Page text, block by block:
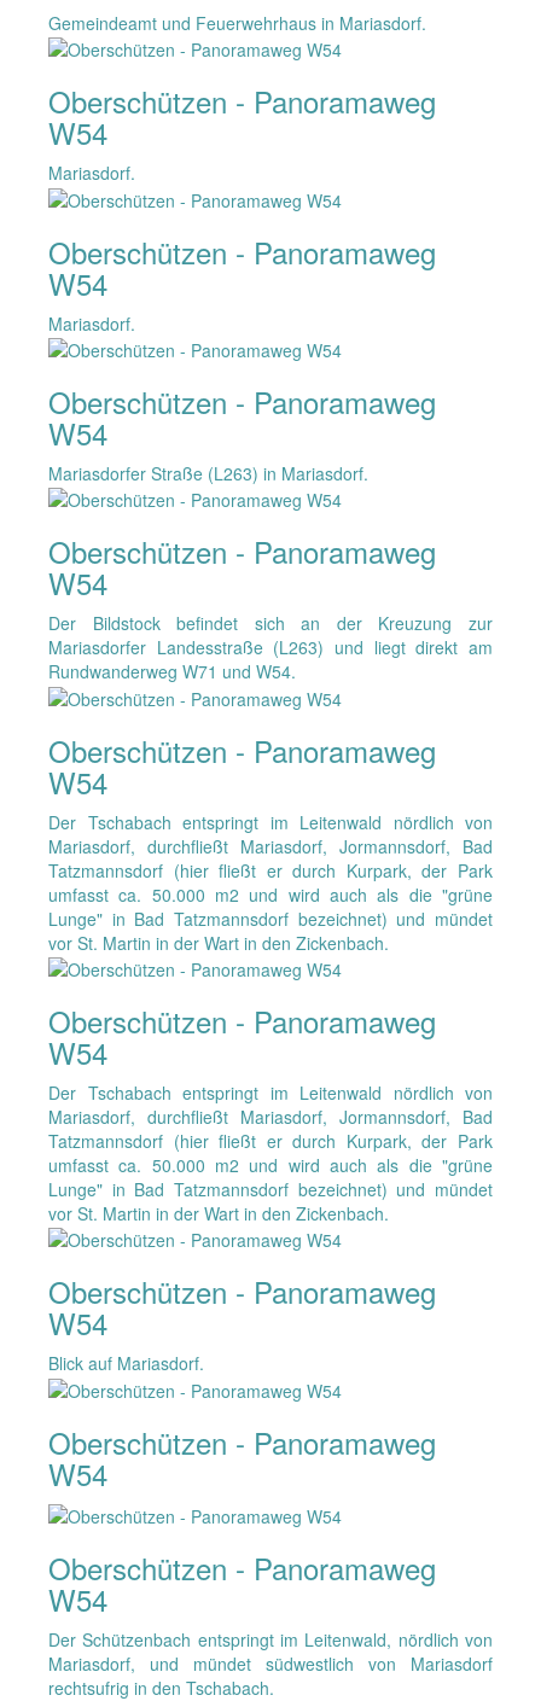
Gemeindeamt und Feuerwehrhaus in Mariasdorf.
Oberschützen - Panoramaweg
W54
Mariasdorf.
Oberschützen - Panoramaweg
W54
Mariasdorf.
Oberschützen - Panoramaweg
W54
Mariasdorfer Straße (L263) in Mariasdorf.
Oberschützen - Panoramaweg
W54
Der Bildstock befindet sich an der Kreuzung zur
Mariasdorfer Landesstraße (L263) und liegt direkt am
Rundwanderweg W71 und W54.
Oberschützen - Panoramaweg
W54
Der Tschabach entspringt im Leitenwald nördlich von
Mariasdorf, durchfließt Mariasdorf, Jormannsdorf, Bad
Tatzmannsdorf (hier fließt er durch Kurpark, der Park
umfasst ca. 50.000 m2 und wird auch als die "grüne
Lunge" in Bad Tatzmannsdorf bezeichnet) und mündet
vor St. Martin in der Wart in den Zickenbach.
Oberschützen - Panoramaweg
W54
Der Tschabach entspringt im Leitenwald nördlich von
Mariasdorf, durchfließt Mariasdorf, Jormannsdorf, Bad
Tatzmannsdorf (hier fließt er durch Kurpark, der Park
umfasst ca. 50.000 m2 und wird auch als die "grüne
Lunge" in Bad Tatzmannsdorf bezeichnet) und mündet
vor St. Martin in der Wart in den Zickenbach.
Oberschützen - Panoramaweg
W54
Blick auf Mariasdorf.
Oberschützen - Panoramaweg
W54
Oberschützen - Panoramaweg
W54
Der Schützenbach entspringt im Leitenwald, nördlich von
Mariasdorf, und mündet südwestlich von Mariasdorf
rechtsufrig in den Tschabach.